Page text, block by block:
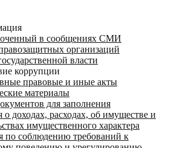
в сообщениях СМИ
организаций
власти
коррупции
правовые и иные акты
материалы
для заполнения
о доходах, расходах, об имуществе и
имущественного характера
по соблюдению требований к